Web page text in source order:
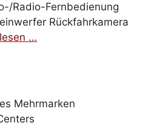
Radio-Fernbedienung
Rückfahrkamera
…